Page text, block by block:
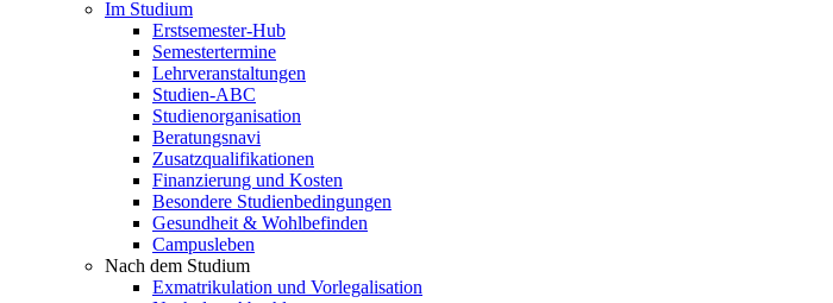
Im Studium
Erstsemester-Hub
Semestertermine
Lehrveranstaltungen
Studien-ABC
Studienorganisation
Beratungsnavi
Zusatzqualifikationen
Finanzierung und Kosten
Besondere Studienbedingungen
Gesundheit & Wohlbefinden
Campusleben
Nach dem Studium
Exmatrikulation und Vorlegalisation